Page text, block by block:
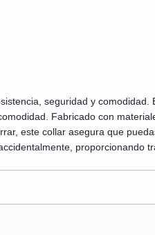
seguridad y
Fabricado con
este collar asegura que
proporcionando